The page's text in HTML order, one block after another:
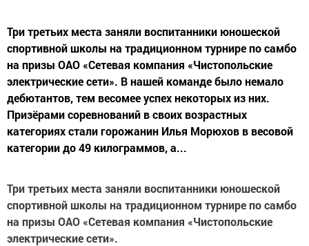
Три третьих места заняли воспитанники юношеской
спортивной школы на традиционном турнире по самбо
на призы ОАО «Сетевая компания «Чистопольские
электрические сети». В нашей команде было немало
дебютантов, тем весомее успех некоторых из них.
Призёрами соревнований в своих возрастных
категориях стали горожанин Илья Морюхов в весовой
категории до 49 килограммов, а...
Три третьих места заняли воспитанники юношеской
спортивной школы на традиционном турнире по самбо
на призы ОАО «Сетевая компания «Чистопольские
электрические сети».